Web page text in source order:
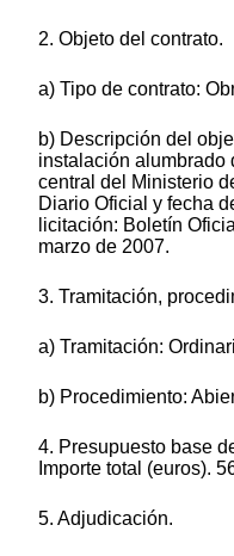
2. Objeto del contrato.
a) Tipo de contrato:
b) Descripción del
instalación alumbrado
central del Ministerio
Diario Oficial y fecha
licitación: Boletín
marzo de 2007.
3. Tramitación,
a) Tramitación:
b) Procedimiento:
4. Presupuesto base
Importe total (euros).
5. Adjudicación.